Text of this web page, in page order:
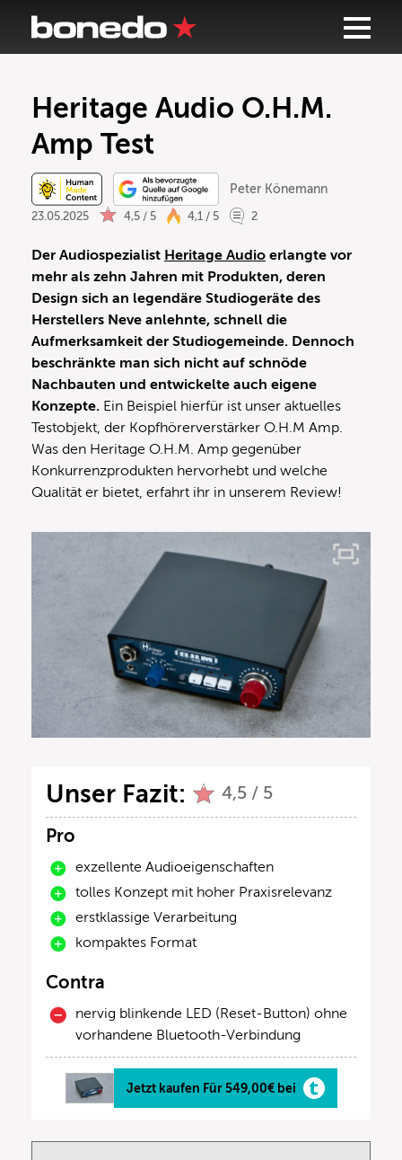
Heritage Audio O.H.M.
Amp Test
Peter Könemann
23.05.2025 4,5 / 5 4,1 / 5 2
Der Audiospezialist Heritage Audio erlangte vor
mehr als zehn Jahren mit Produkten, deren
Design sich an legendäre Studiogeräte des
Herstellers Neve anlehnte, schnell die
Aufmerksamkeit der Studiogemeinde. Dennoch
beschränkte man sich nicht auf schnöde
Nachbauten und entwickelte auch eigene
Konzepte. Ein Beispiel hierfür ist unser aktuelles
Testobjekt, der Kopfhörerverstärker O.H.M Amp.
Was den Heritage O.H.M. Amp gegenüber
Konkurrenzprodukten hervorhebt und welche
Qualität er bietet, erfahrt ihr in unserem Review!
Unser Fazit: 4,5 / 5
Pro
exzellente Audioeigenschaften
tolles Konzept mit hoher Praxisrelevanz
erstklassige Verarbeitung
kompaktes Format
Contra
nervig blinkende LED (Reset-Button) ohne
vorhandene Bluetooth-Verbindung
Jetzt kaufen Für 549,00€ bei